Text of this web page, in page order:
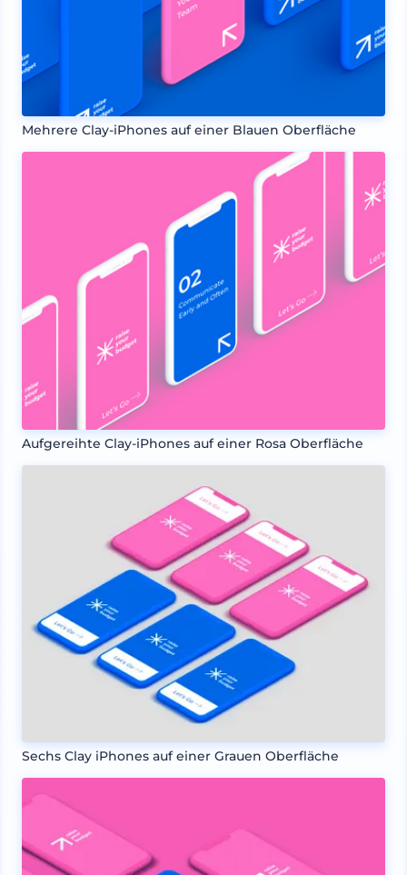
Mehrere Clay-iPhones auf einer Blauen Oberfläche
Aufgereihte Clay-iPhones auf einer Rosa Oberfläche
Sechs Clay iPhones auf einer Grauen Oberfläche